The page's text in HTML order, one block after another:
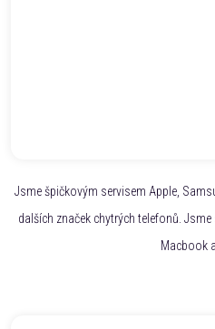
Jsme špičkovým servisem Apple,
dalších značek chytrých telefonů.
Macbook